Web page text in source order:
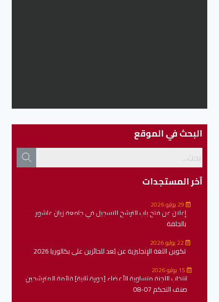
البحث في الموقع
آخر المستجدات
إعلان عن فتح باب الترشح للتسجيل في جامعة زيان عاشور
بالجلفة
تكوين اللغة الإنجليزية عن بُعد للحائزين على بكالوريا 2026
15 يوليو 2026
انتخاب اللجنة متساوية الأعضاء [دورة ثانية] قائمة المترشحين
صنف التحكم 07-08